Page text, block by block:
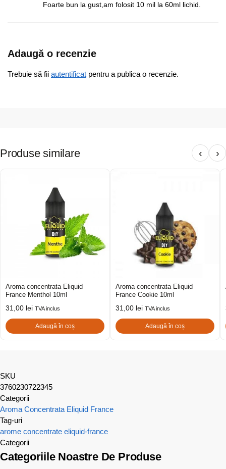
Foarte bun la gust,am folosit 10 mil la 60ml lichid.
Adaugă o recenzie
Trebuie să fii autentificat pentru a publica o recenzie.
Produse similare ‹ ›
Aroma concentrata Eliquid
France Menthol 10ml
31,00 lei TVA inclus
Adaugă în coș
Aroma concentrata Eliquid
France Cookie 10ml
31,00 lei TVA inclus
Adaugă în coș
SKU
3760230722345
Categorii
Aroma Concentrata Eliquid France
Tag-uri
arome concentrate eliquid-france
Categorii
Categoriile Noastre De Produse